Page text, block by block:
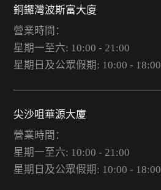
銅鑼灣波斯富大廈
營業時間：
星期一至六: 10:00 - 21:00
星期日及公眾假期: 10:00 - 18:00
尖沙咀華源大廈
營業時間：
星期一至六: 10:00 - 21:00
星期日及公眾假期: 10:00 - 18:00